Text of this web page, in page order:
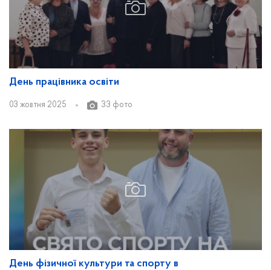
День працівника освіти
03 жовтня 2025 33 фото
День фізичної культури та спорту в